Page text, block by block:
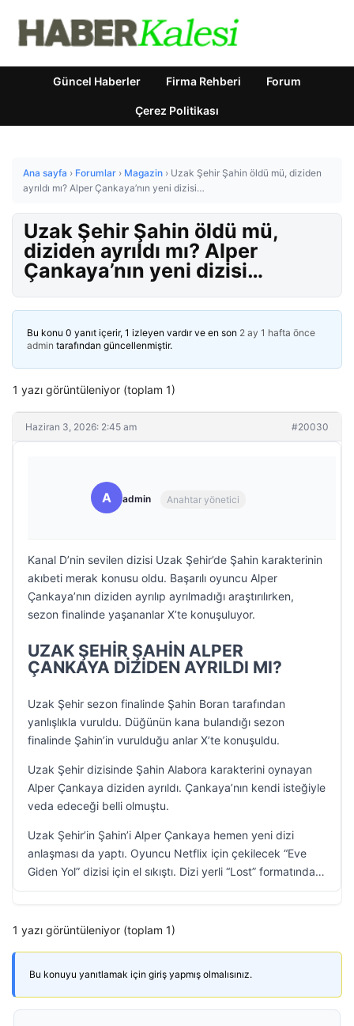
Güncel Haberler Firma Rehberi Forum
Çerez Politikası
Ana sayfa › Forumlar › Magazin › Uzak Şehir Şahin öldü mü, diziden
ayrıldı mı? Alper Çankaya’nın yeni dizisi…
Uzak Şehir Şahin öldü mü,
diziden ayrıldı mı? Alper
Çankaya’nın yeni dizisi…
Bu konu 0 yanıt içerir, 1 izleyen vardır ve en son 2 ay 1 hafta önce
admin tarafından güncellenmiştir.
1 yazı görüntüleniyor (toplam 1)
Haziran 3, 2026: 2:45 am #20030
A admin Anahtar yönetici
Kanal D’nin sevilen dizisi Uzak Şehir’de Şahin karakterinin
akıbeti merak konusu oldu. Başarılı oyuncu Alper
Çankaya’nın diziden ayrılıp ayrılmadığı araştırılırken,
sezon finalinde yaşananlar X’te konuşuluyor.
UZAK ŞEHİR ŞAHİN ALPER
ÇANKAYA DİZİDEN AYRILDI MI?
Uzak Şehir sezon finalinde Şahin Boran tarafından
yanlışlıkla vuruldu. Düğünün kana bulandığı sezon
finalinde Şahin’in vurulduğu anlar X’te konuşuldu.
Uzak Şehir dizisinde Şahin Alabora karakterini oynayan
Alper Çankaya diziden ayrıldı. Çankaya’nın kendi isteğiyle
veda edeceği belli olmuştu.
Uzak Şehir’in Şahin’i Alper Çankaya hemen yeni dizi
anlaşması da yaptı. Oyuncu Netflix için çekilecek “Eve
Giden Yol” dizisi için el sıkıştı. Dizi yerli “Lost” formatında…
1 yazı görüntüleniyor (toplam 1)
Bu konuyu yanıtlamak için giriş yapmış olmalısınız.